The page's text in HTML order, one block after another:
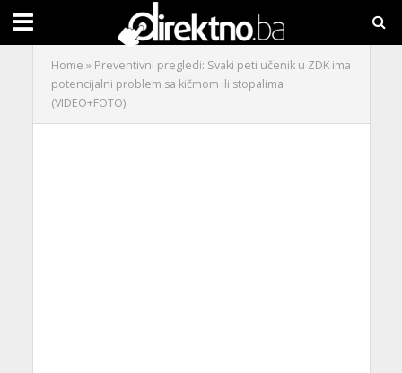
Home » Preventivni pregledi: Svaki peti učenik u ZDK ima
potencijalni problem sa kičmom ili stopalima
(VIDEO+FOTO)